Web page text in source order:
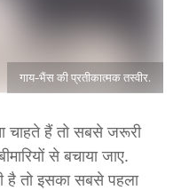
गाय-भैंस की प्रतीकात्मक तस्वीर.
हैं तो सबसे जरूरी
से बचाया जाए.
है तो इसका सबसे पहला